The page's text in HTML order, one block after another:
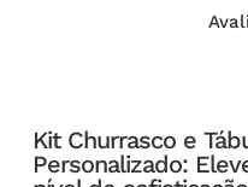
Kit Churrasco e
Personalizado: